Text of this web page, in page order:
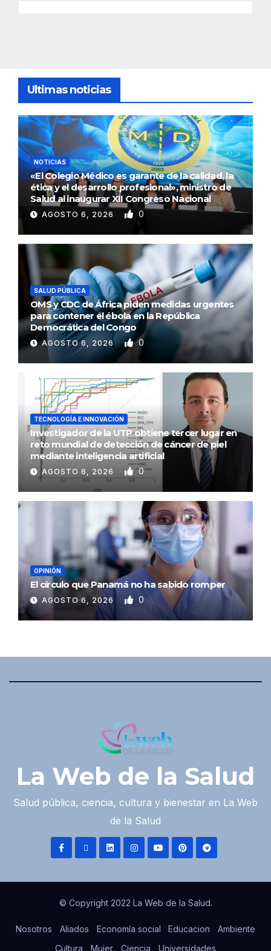
Ultimas noticias
NOTICIAS
«El Colegio Médico es garante de la calidad, la
ética y el desarrollo profesional», ministro de
Salud al inaugurar XII Congreso Nacional
AGOSTO 6, 2026 0
SALUD PÚBLICA
OMS y CDC de África piden medidas urgentes
para contener el ébola en la República
Democrática del Congo
AGOSTO 6, 2026 0
TECNOLOGÍA E INNOVACIÓN
Investigador de la UTP obtiene tercer lugar en
reto mundial de detección de cáncer de piel
mediante inteligencia artificial
AGOSTO 6, 2026 0
OPINIÓN
El círculo que Panamá no ha sabido romper
AGOSTO 6, 2026 0
La Web de la Salud
Salud pública, ciencia, cultura y bienestar en La Web
de la Salud
© Copyright 2022 La Web de la Salud.
Nosotros Aliados Economía social Educacion
Ambiente
Cultura
Mujer Ciencia Universidades